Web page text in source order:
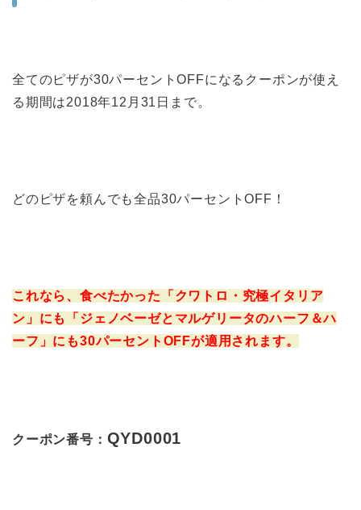
全てのピザが30パーセントOFFになるクーポンが使え
る期間は2018年12月31日まで。
どのピザを頼んでも全品30パーセントOFF！
これなら、食べたかった「クワトロ・究極イタリア
ン」にも「ジェノベーゼとマルゲリータのハーフ＆ハ
ーフ」にも30パーセントOFFが適用されます。
クーポン番号： QYD0001